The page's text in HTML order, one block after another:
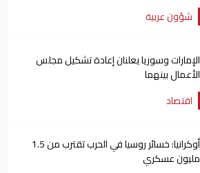
شؤون عربية
الإمارات وسوريا يعلنان إعادة تشكيل مجلس
الأعمال بينهما
اقتصاد
أوكرانيا: خسائر روسيا في الحرب تقترب من 1.5
مليون عسكري